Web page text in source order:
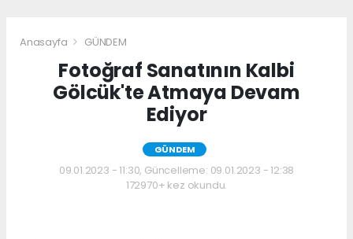
Anasayfa GÜNDEM
Fotoğraf Sanatının Kalbi
Gölcük'te Atmaya Devam
Ediyor
GÜNDEM
09.01.2023 - 11:30, Güncelleme: 09.01.2023 - 12:38
172970+ kez okundu.